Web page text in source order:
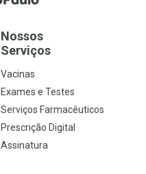
Nossos
Serviços
Vacinas
Exames e Testes
Serviços Farmacêuticos
Prescrição Digital
Assinatura